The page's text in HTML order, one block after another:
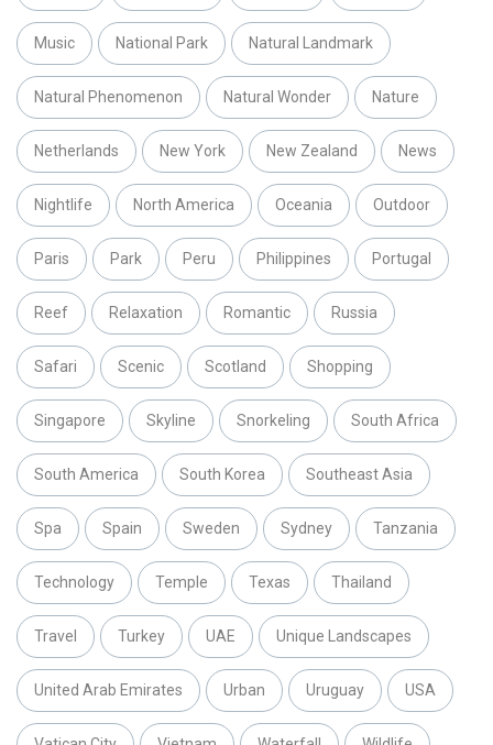
Music National Park Natural Landmark
Natural Phenomenon Natural Wonder Nature
Netherlands New York New Zealand News
Nightlife North America Oceania Outdoor
Paris Park Peru Philippines Portugal
Reef Relaxation Romantic Russia
Safari Scenic Scotland Shopping
Singapore Skyline Snorkeling South Africa
South America South Korea Southeast Asia
Spa Spain Sweden Sydney Tanzania
Technology Temple Texas Thailand
Travel Turkey UAE Unique Landscapes
United Arab Emirates Urban Uruguay USA